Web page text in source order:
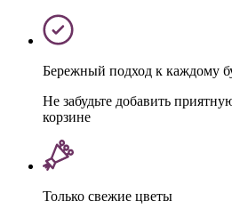
Бережный подход к каждому
Не забудьте добавить
корзине
Только свежие цветы